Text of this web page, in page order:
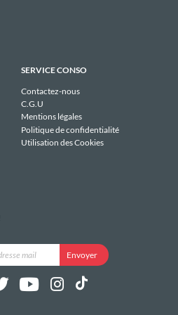
SERVICE CONSO
Contactez-nous
C.G.U
Mentions légales
Politique de confidentialité
Utilisation des Cookies